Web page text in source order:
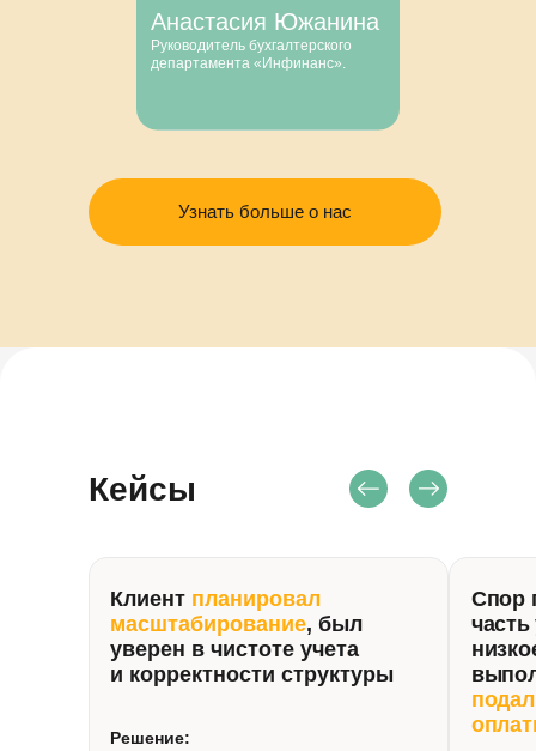
Анастасия Южанина
Руководитель бухгалтерского
департамента «Инфинанс».
Узнать больше о нас
Кейсы
Клиент планировал
масштабирование, был
уверен в чистоте учета
и корректности структуры
Решение:
Спор
часть